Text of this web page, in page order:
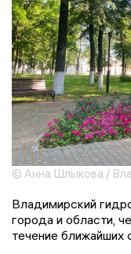
© Анна Шлыкова /
Владимирский
города и области,
течение ближайших